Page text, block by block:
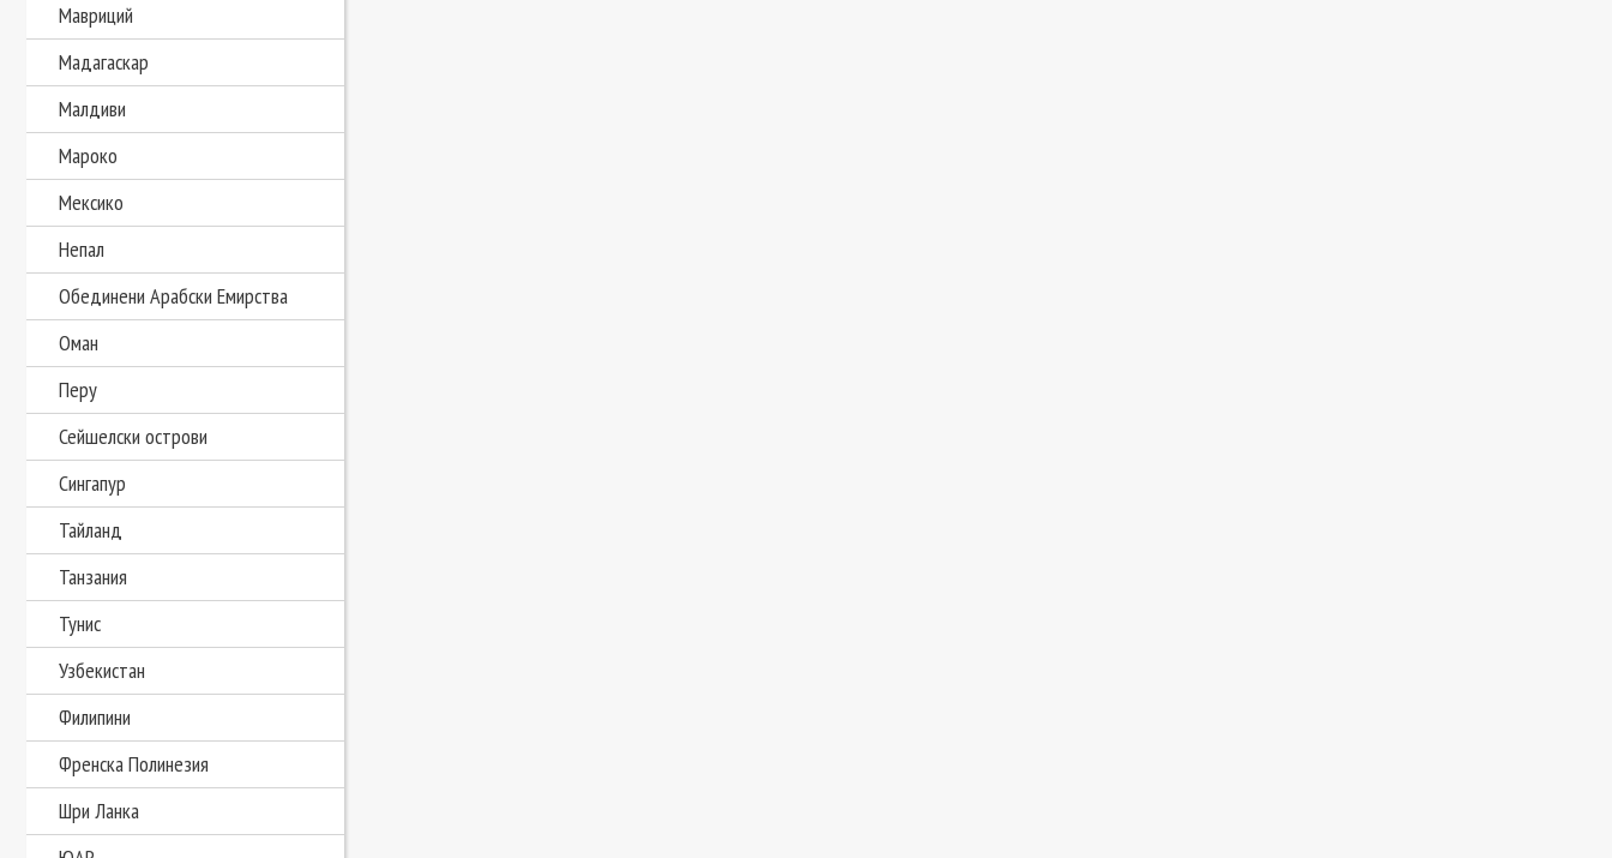
Мавриций
Мадагаскар
Малдиви
Мароко
Мексико
Непал
Обединени Арабски Емирства
Оман
Перу
Сейшелски острови
Сингапур
Тайланд
Танзания
Тунис
Узбекистан
Филипини
Френска Полинезия
Шри Ланка